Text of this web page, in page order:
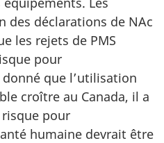
des déclarations de NAc
les rejets de PMS
pour
que l’utilisation
croître au Canada, il a
pour
humaine devrait être